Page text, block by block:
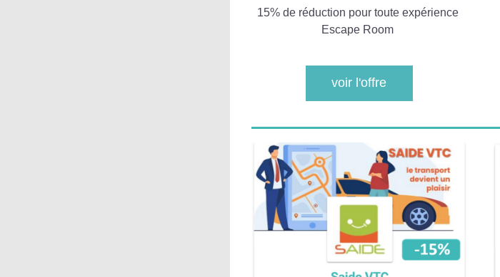
15% de réduction pour toute expérience
Escape Room
voir l'offre